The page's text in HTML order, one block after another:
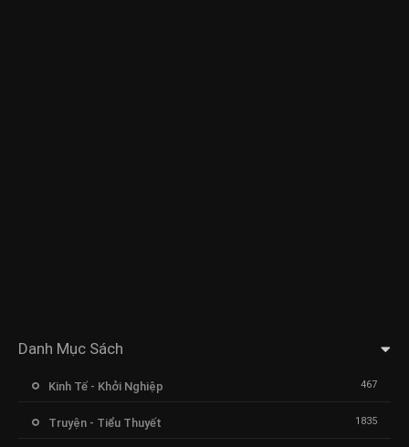
Danh Mục Sách
Kinh Tế - Khởi Nghiệp 467
Truyện - Tiểu Thuyết 1835